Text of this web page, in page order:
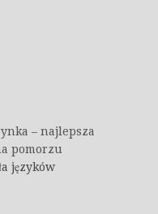
– najlepsza
pomorzu
języków